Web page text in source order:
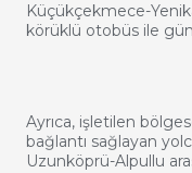
Küçükçekmece-
körüklü otobüs ile
Ayrıca, işletilen
bağlantı sağlayan
Uzunköprü-Alpullu